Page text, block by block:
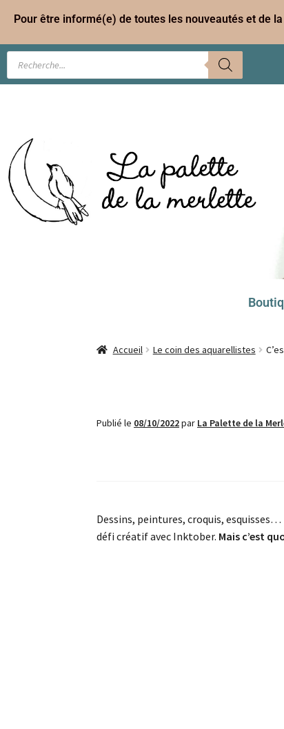
Pour être informé(e) de toutes les nouveautés et de
Accueil Le coin des aquarellistes
Publié le 08/10/2022par La Palette de la
Dessins, peintures, croquis,
défi créatif avec Inktober. Mais c’est